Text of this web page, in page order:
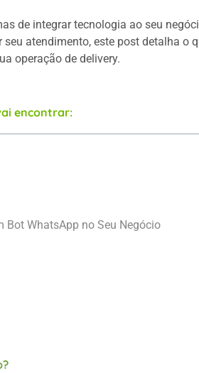
de integrar tecnologia ao seu
atendimento, este post detalha o
operação de delivery.
encontrar:
Bot WhatsApp no Seu Negócio